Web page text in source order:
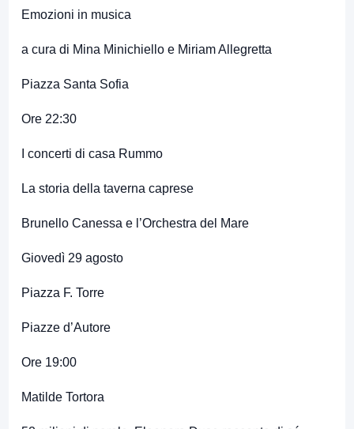
Emozioni in musica
a cura di Mina Minichiello e Miriam Allegretta
Piazza Santa Sofia
Ore 22:30
I concerti di casa Rummo
La storia della taverna caprese
Brunello Canessa e l’Orchestra del Mare
Giovedì 29 agosto
Piazza F. Torre
Piazze d’Autore
Ore 19:00
Matilde Tortora